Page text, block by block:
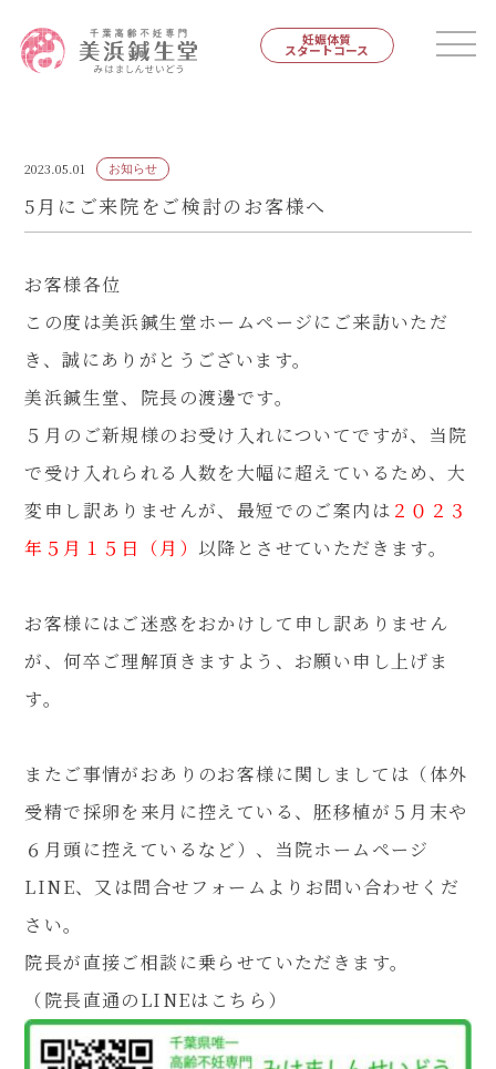
妊娠体質
スタートコース
2023.05.01 お知らせ
5月にご来院をご検討のお客様へ
お客様各位
この度は美浜鍼生堂ホームページにご来訪いただ
き、誠にありがとうございます。
美浜鍼生堂、院長の渡邊です。
５月のご新規様のお受け入れについてですが、当院
で受け入れられる人数を大幅に超えているため、大
変申し訳ありませんが、最短でのご案内は ２０２３
年５月１５日（月） 以降とさせていただきます。
お客様にはご迷惑をおかけして申し訳ありません
が、何卒ご理解頂きますよう、お願い申し上げま
す。
またご事情がおありのお客様に関しましては（体外
受精で採卵を来月に控えている、胚移植が５月末や
６月頭に控えているなど）、当院ホームページ
LINE、又は問合せフォームよりお問い合わせくだ
さい。
院長が直接ご相談に乗らせていただきます。
（院長直通のLINEはこちら）